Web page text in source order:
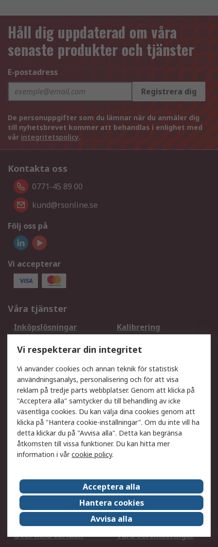
Håll dig uppdaterad om våra
senaste produkter och tjänster
E-postadress
Registrera dig
De personuppgifter som du lämnar när du anmäler dig
till nyhetsbrevet kommer att behandlas i enlighet med
vår integritetspolicy.
Kontakta oss
0771-45 89 00
kund@rsonline.se
Följ oss på
Vi accepterar
Våra tjänster
Inköpslösningar
Kalibrering
DesignSpark
Teknisk Support
Ditt lokala säljteam
Exportlösningar
Support
Få hjälp
Retur av varor
Leverans
Spåra din order
Begär en fakturakopi
Fördelar med RS-konto
Betalningsalternativ
Om RS
Försäljningsvillkor
Det juridiska
Press Centre
Jobba hos RS
ESG
Över hela världen
Våra certificeringar
Vi respekterar din integritet
Vi använder cookies och annan teknik för statistisk
användningsanalys, personalisering och för att visa
reklam på tredje parts webbplatser. Genom att klicka på
"Acceptera alla" samtycker du till behandling av icke
väsentliga cookies. Du kan välja dina cookies genom att
klicka på "Hantera cookie-inställningar". Om du inte vill ha
detta klickar du på "Avvisa alla". Detta kan begränsa
åtkomsten till vissa funktioner. Du kan hitta mer
information i vårcookie policy.
Acceptera alla
Hantera cookies
Avvisa alla